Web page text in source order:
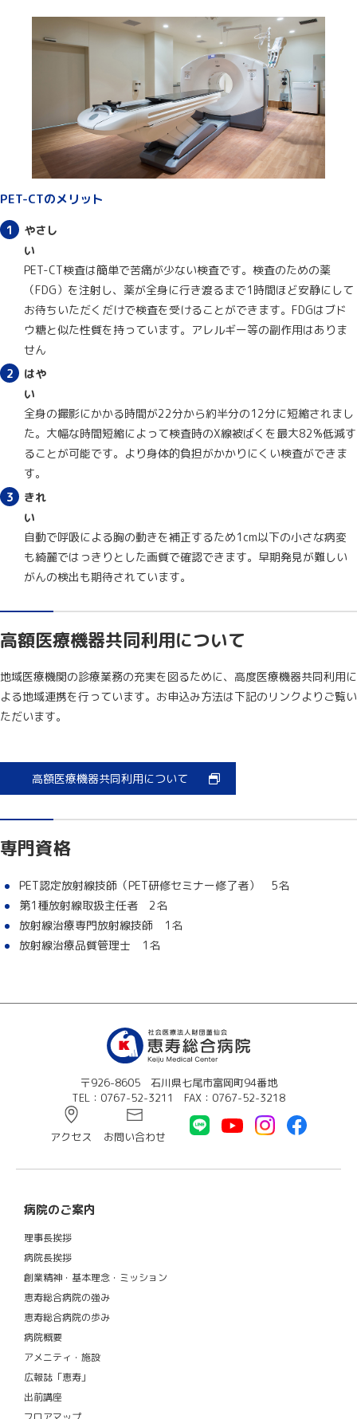
PET-CTのメリット
やさし
い
PET-CT検査は簡単で苦痛が少ない検査です。検査のための薬
（FDG）を注射し、薬が全身に行き渡るまで1時間ほど安静にして
お待ちいただくだけで検査を受けることができます。FDGはブド
ウ糖と似た性質を持っています。アレルギー等の副作用はありま
せん
はや
い
全身の撮影にかかる時間が22分から約半分の12分に短縮されまし
た。大幅な時間短縮によって検査時のX線被ばくを最大82%低減す
ることが可能です。より身体的負担がかかりにくい検査ができま
す。
きれ
い
自動で呼吸による胸の動きを補正するため1cm以下の小さな病変
も綺麗ではっきりとした画質で確認できます。早期発見が難しい
がんの検出も期待されています。
高額医療機器共同利用について
地域医療機関の診療業務の充実を図るために、高度医療機器共同利用に
よる地域連携を行っています。お申込み方法は下記のリンクよりご覧い
ただいます。
高額医療機器共同利用について
専門資格
PET認定放射線技師（PET研修セミナー修了者） 5名
第1種放射線取扱主任者 2名
放射線治療専門放射線技師 1名
放射線治療品質管理士 1名
〒926-8605 石川県七尾市富岡町94番地
TEL：0767-52-3211 FAX：0767-52-3218
アクセス お問い合わせ
病院のご案内
理事長挨拶
病院長挨拶
創業精神・基本理念・ミッション
恵寿総合病院の強み
恵寿総合病院の歩み
病院概要
アメニティ・施設
広報誌「恵寿」
出前講座